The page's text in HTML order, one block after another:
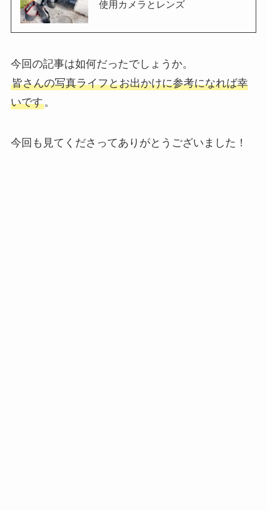
使用カメラとレンズ
今回の記事は如何だったでしょうか。
皆さんの写真ライフとお出かけに参考になれば幸
いです。
今回も見てくださってありがとうございました！